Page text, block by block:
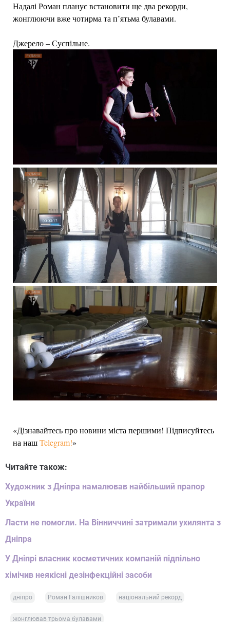
Надалі Роман планує встановити ще два рекорди,
жонглюючи вже чотирма та п’ятьма булавами.
Джерело – Суспільне.
«Дізнавайтесь про новини міста першими! Підписуйтесь
на нашTelegram!»
Читайте також:
Художник з Дніпра намалював найбільший прапор
України
Ласти не помогли. На Вінниччині затримали ухилянта з
Дніпра
У Дніпрі власник косметичних компаній підпільно
хімічив неякісні дезінфекційні засоби
дніпро Роман Галішников національний рекорд
жонглював трьома булавами